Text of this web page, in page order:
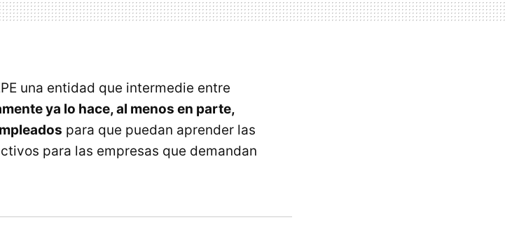
una entidad que intermedie entre
ya lo hace, al menos en parte,
para que puedan aprender las
para las empresas que demandan